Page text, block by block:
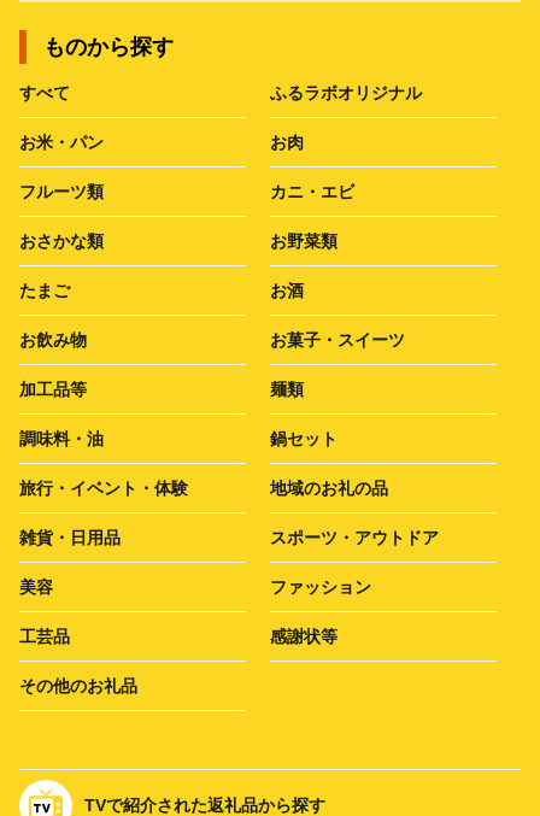
ものから探す
すべて ふるラボオリジナル
お米・パン お肉
フルーツ類 カニ・エビ
おさかな類 お野菜類
たまご お酒
お飲み物 お菓子・スイーツ
加工品等 麺類
調味料・油 鍋セット
旅行・イベント・体験 地域のお礼の品
雑貨・日用品 スポーツ・アウトドア
美容 ファッション
工芸品 感謝状等
その他のお礼品
TVで紹介された返礼品から探す